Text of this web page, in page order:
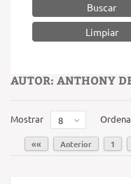
Buscar
AUTOR: ANTHONY
Mostrar 8
«« Anterior 1